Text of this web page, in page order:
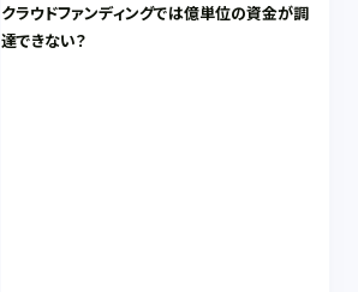
クラウドファンディングでは億単位の資金が調
達できない？